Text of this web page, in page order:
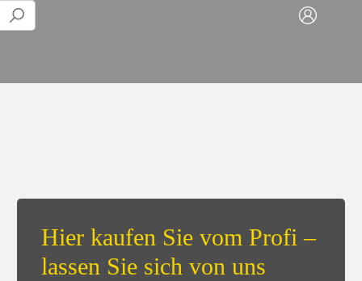
Euphonium
Tuba
Kaffee
Geschenksets
Hier kaufen Sie vom Profi –
lassen Sie sich von uns